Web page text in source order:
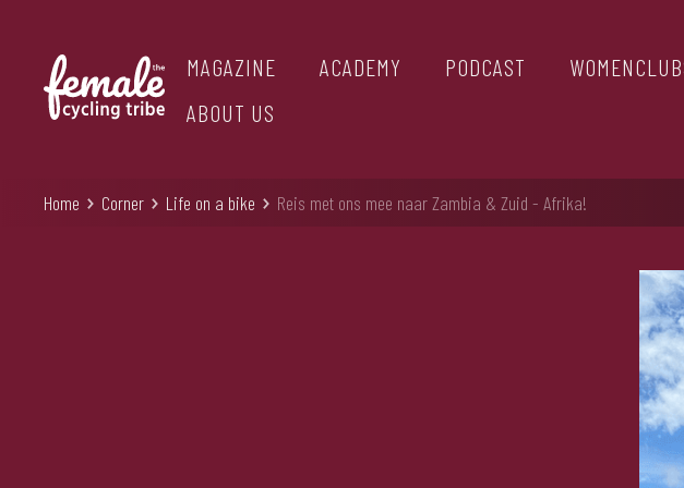
MAGAZINE ACADEMY PODCAST
ABOUT US
Home Corner Life on a bike Reis met ons mee naar Zambia & Zuid - Afrika!